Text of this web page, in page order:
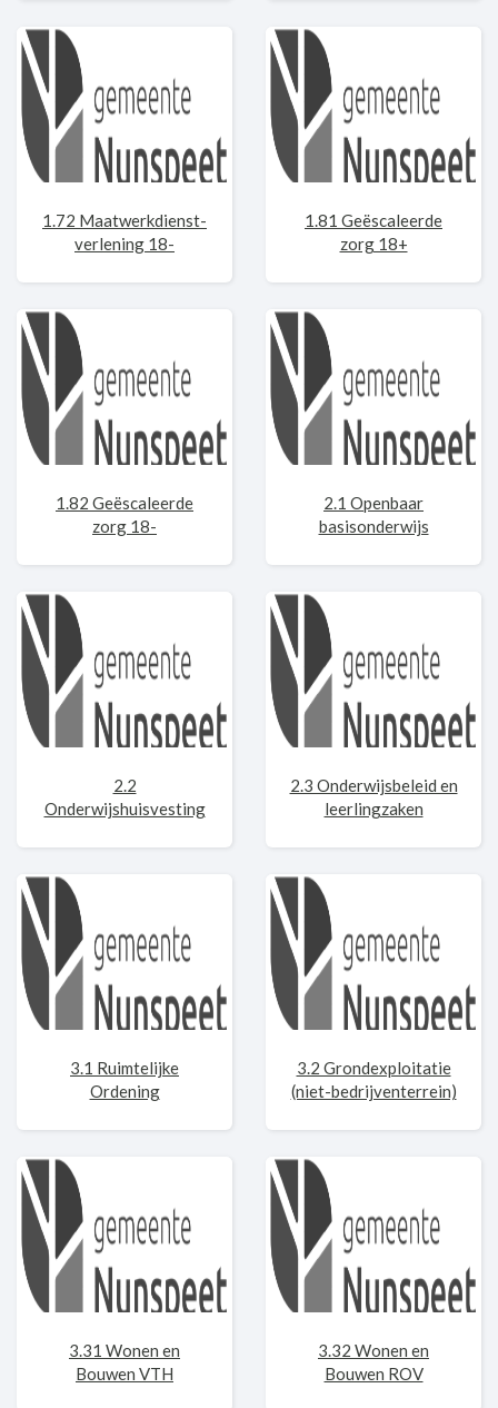
1.72 Maatwerkdienst-
verlening 18-
1.81 Geëscaleerde
zorg 18+
1.82 Geëscaleerde
zorg 18-
2.1 Openbaar
basisonderwijs
2.2
Onderwijshuisvesting
2.3 Onderwijsbeleid en
leerlingzaken
3.1 Ruimtelijke
Ordening
3.2 Grondexploitatie
(niet-bedrijventerrein)
3.31 Wonen en
Bouwen VTH
3.32 Wonen en
Bouwen ROV